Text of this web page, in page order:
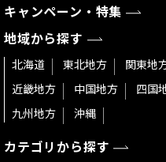
キャンペーン・特集
地域から探す
北海道 東北地方 関東地
近畿地方
中国地方
四国
九州地方
沖縄
カテゴリから探す